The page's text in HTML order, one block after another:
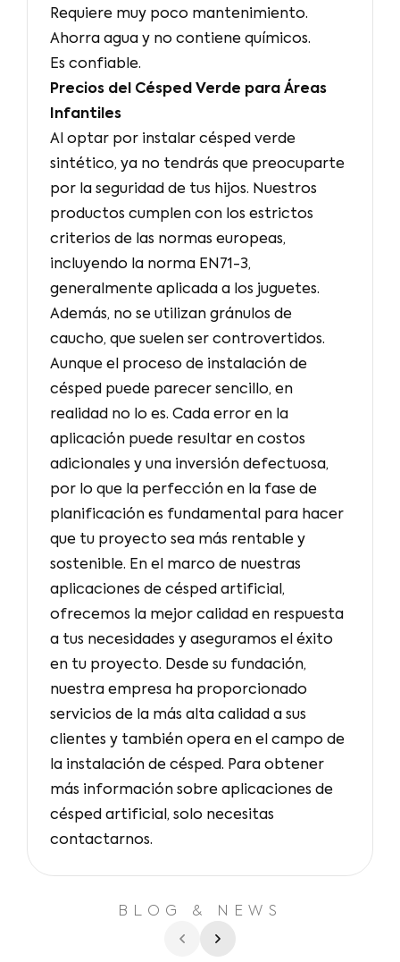
Requiere muy poco mantenimiento.
Ahorra agua y no contiene químicos.
Es confiable.
Precios del Césped Verde para Áreas
Infantiles
Al optar por instalar césped verde
sintético, ya no tendrás que preocuparte
por la seguridad de tus hijos. Nuestros
productos cumplen con los estrictos
criterios de las normas europeas,
incluyendo la norma EN71-3,
generalmente aplicada a los juguetes.
Además, no se utilizan gránulos de
caucho, que suelen ser controvertidos.
Aunque el proceso de instalación de
césped puede parecer sencillo, en
realidad no lo es. Cada error en la
aplicación puede resultar en costos
adicionales y una inversión defectuosa,
por lo que la perfección en la fase de
planificación es fundamental para hacer
que tu proyecto sea más rentable y
sostenible. En el marco de nuestras
aplicaciones de césped artificial,
ofrecemos la mejor calidad en respuesta
a tus necesidades y aseguramos el éxito
en tu proyecto. Desde su fundación,
nuestra empresa ha proporcionado
servicios de la más alta calidad a sus
clientes y también opera en el campo de
la instalación de césped. Para obtener
más información sobre aplicaciones de
césped artificial, solo necesitas
contactarnos.
BLOG & NEWS